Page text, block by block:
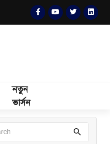
নতুন
ভার্সন